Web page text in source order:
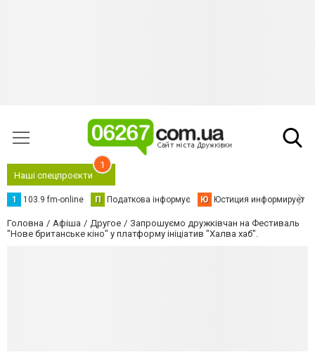
Наші спецпроєкти
1
1 103.9 fm-online П Податкова інформує Ю Юстиция информирует
Головна Афіша Другое
Запрошуємо дружківчан на Фестиваль
"Нове британське кіно" у платформу ініціатив "Халва хаб".